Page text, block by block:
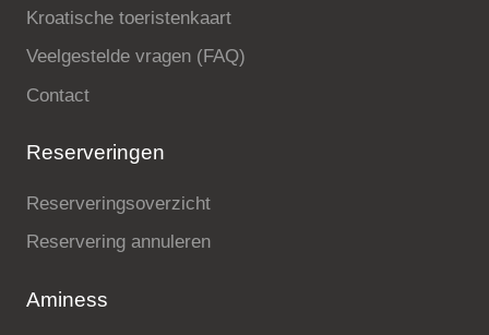
Kroatische toeristenkaart
Veelgestelde vragen (FAQ)
Contact
Reserveringen
Reserveringsoverzicht
Reservering annuleren
Aminess